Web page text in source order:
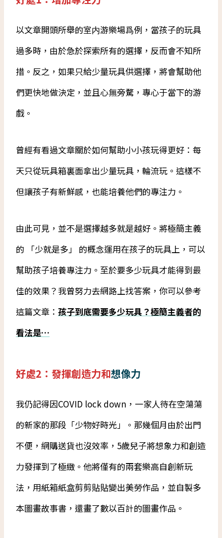
以文章開頭所舉的室内游樂場爲例，當孩子的玩具
過多時，由於急於探索所有的選擇，反而會不知所
措。反之，如果只給少量玩具供選擇，將會幫助他
們更快地做決定，並且心無旁騖，專心于當下的游
戲。
曾經有看過文章關於如何幫助小小孩玩得更好：每
天只從玩具箱裏面拿出少量玩具，輪流玩。這樣不
但讓孩子有新鮮感，也能培養他們的專注力。
由此可見，並不是選擇越多就是越好。將極簡主義
的 「少就是多」 的概念運用在孩子的玩具上，可以
幫助孩子培養專注力。至於要多少玩具才能得到最
佳的效果？我曾努力去網路上找答案，你可以參考
這篇文章： 孩子到底需要多少玩具？極簡主義者的
看法是…
好處2：發揮創造力和想像力
我仍記得因COVID lock down，一家人待在空蕩蕩
的新家的那段「少物好時光」。那幾個月由於出門
不便，網購送貨也沒效率，5歲兒子將想象力和創造
力發揮到了極緻。他將僅有的兩套樂高自創新玩
法，用紙箱紙盒剪剪貼貼變出美勞作品，並自製多
本圖畫故事書，還畫了數以百計的圖畫作品。